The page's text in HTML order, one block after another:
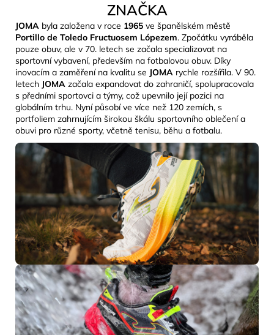
ZNAČKA
JOMA byla založena v roce 1965 ve španělském městě
Portillo de Toledo Fructuosem Lópezem. Zpočátku vyráběla
pouze obuv, ale v 70. letech se začala specializovat na
sportovní vybavení, především na fotbalovou obuv. Díky
inovacím a zaměření na kvalitu se JOMA rychle rozšířila. V 90.
letech JOMA začala expandovat do zahraničí, spolupracovala
s předními sportovci a týmy, což upevnilo její pozici na
globálním trhu. Nyní působí ve více než 120 zemích, s
portfoliem zahrnujícím širokou škálu sportovního oblečení a
obuvi pro různé sporty, včetně tenisu, běhu a fotbalu.